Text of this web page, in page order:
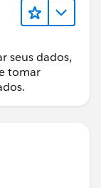
seus dados,
tomar